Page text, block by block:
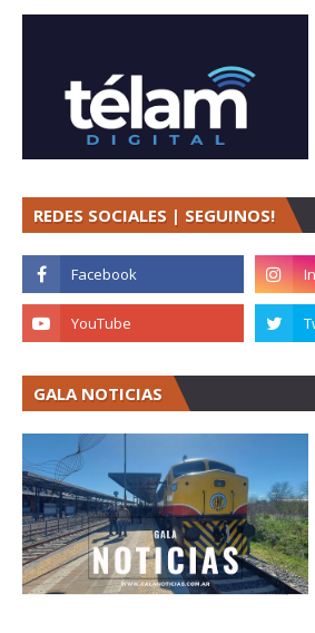
REDES SOCIALES | SEGUINOS!
GALA NOTICIAS